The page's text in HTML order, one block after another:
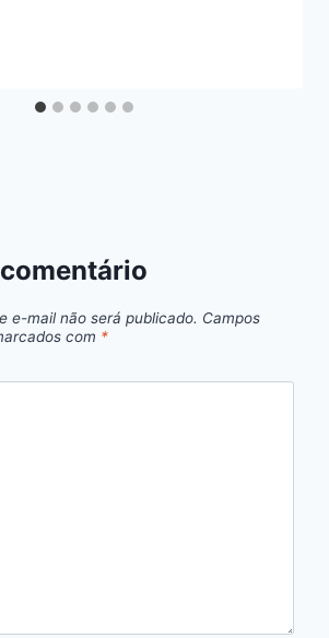
e-mail não será publicado. Campos
com *